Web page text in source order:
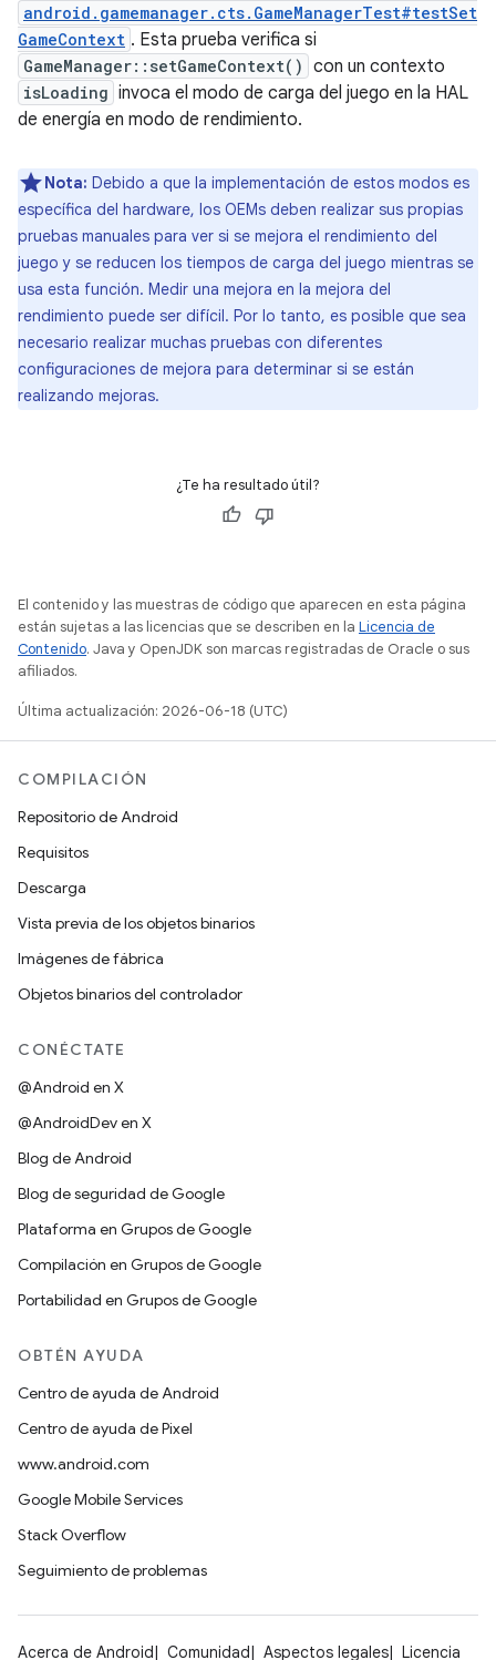
android.gamemanager.cts.GameManagerTest#testSet
GameContext . Esta prueba verifica si
GameManager::setGameContext() con un contexto
isLoading invoca el modo de carga del juego en la HAL
de energía en modo de rendimiento.
Nota: Debido a que la implementación de estos modos es
específica del hardware, los OEMs deben realizar sus propias
pruebas manuales para ver si se mejora el rendimiento del
juego y se reducen los tiempos de carga del juego mientras se
usa esta función. Medir una mejora en la mejora del
rendimiento puede ser difícil. Por lo tanto, es posible que sea
necesario realizar muchas pruebas con diferentes
configuraciones de mejora para determinar si se están
realizando mejoras.
¿Te ha resultado útil?
El contenido y las muestras de código que aparecen en esta página
están sujetas a las licencias que se describen en la Licencia de
Contenido. Java y OpenJDK son marcas registradas de Oracle o sus
afiliados.
Última actualización: 2026-06-18 (UTC)
COMPILACIÓN
Repositorio de Android
Requisitos
Descarga
Vista previa de los objetos binarios
Imágenes de fábrica
Objetos binarios del controlador
CONÉCTATE
@Android en X
@AndroidDev en X
Blog de Android
Blog de seguridad de Google
Plataforma en Grupos de Google
Compilación en Grupos de Google
Portabilidad en Grupos de Google
OBTÉN AYUDA
Centro de ayuda de Android
Centro de ayuda de Pixel
www.android.com
Google Mobile Services
Stack Overflow
Seguimiento de problemas
Acerca de Android Comunidad Aspectos legales Licencia